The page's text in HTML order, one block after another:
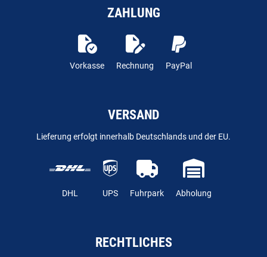
ZAHLUNG
Vorkasse Rechnung PayPal
VERSAND
Lieferung erfolgt innerhalb Deutschlands und der EU.
DHL UPS Fuhrpark Abholung
RECHTLICHES